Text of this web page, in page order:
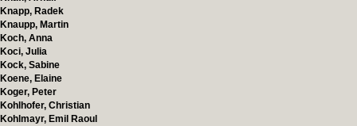
Knapp, Radek
Knaupp, Martin
Koch, Anna
Koci, Julia
Kock, Sabine
Koene, Elaine
Koger, Peter
Kohlhofer, Christian
Kohlmayr, Emil Raoul